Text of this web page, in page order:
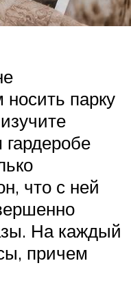
носить парку
что с ней
На каждый
причем